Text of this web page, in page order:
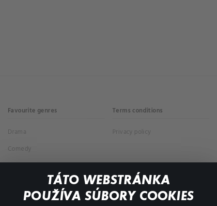
TÁTO WEBSTRÁNKA
POUŽÍVA SÚBORY COOKIES
Favourite genres
Drama
Comedy
Terms conditions
Privacy policy